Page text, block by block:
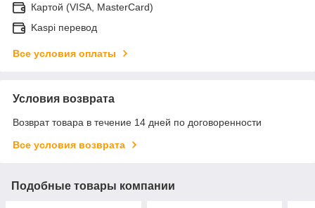
Картой (VISA, MasterCard)
Kaspi перевод
Все условия оплаты
Условия возврата
Возврат товара в течение 14 дней по договоренности
Все условия возврата
Подобные товары компании